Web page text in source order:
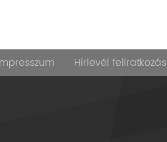
Hírlevél feliratkozás